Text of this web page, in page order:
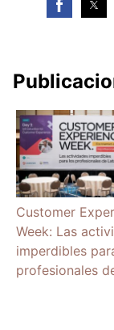
Customer
Week: Las
imperdibles
profesionales